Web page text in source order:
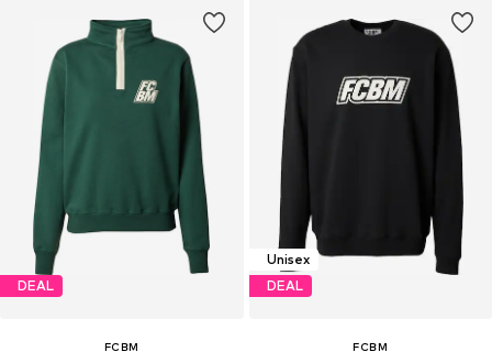
DEAL
FCBM
Unisex
DEAL
FCBM